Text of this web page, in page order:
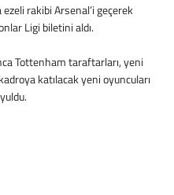
ezeli rakibi Arsenal’i geçerek
Ligi biletini aldı.
katılacak yeni oyuncuları